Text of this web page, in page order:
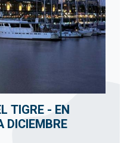
TIGRE - EN
DICIEMBRE